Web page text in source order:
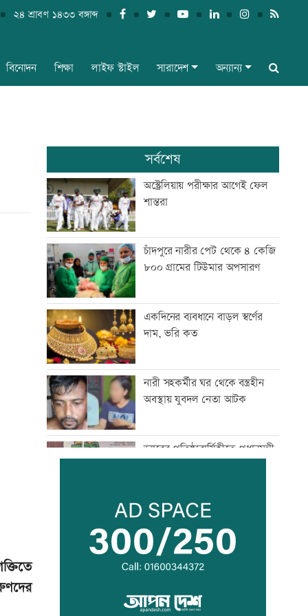
২৪ শ্রাবণ ১৪৩৩ বঙ্গাব্দ
বিনোদন শিক্ষা লাইফ স্টাইল সারাদেশ অন্যান্য
সর্বশেষ
অস্ট্রেলিয়ায় পরীক্ষার আগেই ফেল
শান্তরা
চাঁদপুরে নারীর পেট থেকে ৪ কেজি
৮০০ গ্রামের টিউমার অপসারণ
একদিনের ব্যবধানে বাড়ল স্বর্ণের
দাম, ভরি কত
নারী সহকর্মীর ঘর থেকে বস্ত্রহীন
অবস্থায় যুবদল নেতা আটক
ড্যাবের প্রতিষ্ঠাবার্ষিকীতে প্রধানমন্ত্রী
ট্রাম্পের বিলাসী ’বলরুম প্রকল্প’
আটকে দিলেন আদালত
সুযোগ